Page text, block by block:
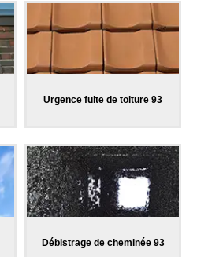
Urgence fuite de toiture 93
Débistrage de cheminée 93